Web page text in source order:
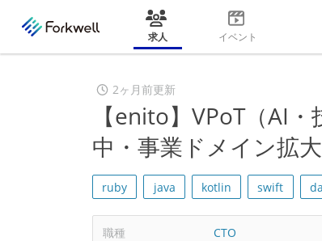
求人 イベント
2ヶ月前更新
【enito】VPoT（AI
中・事業ドメイン拡大
ruby java kotlin swift
職種
CTO